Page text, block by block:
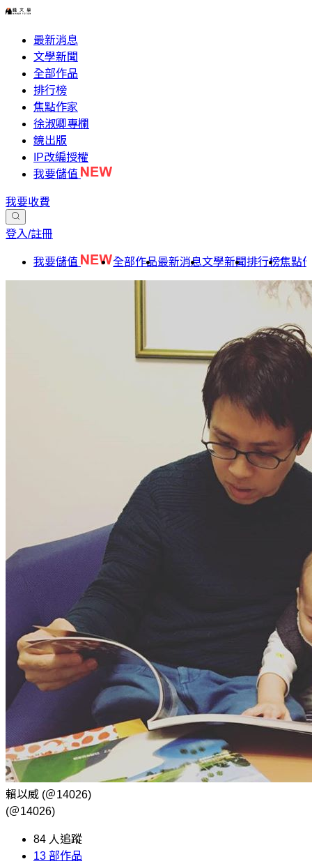
最新消息
文學新聞
全部作品
排行榜
焦點作家
徐淑卿專欄
鏡出版
IP改編授權
我要儲值
我要收費
登入/註冊
我要儲值 全部作品最新消息文學新聞排行榜焦點
賴以威 (＠14026)
(＠14026)
84 人追蹤
13 部作品